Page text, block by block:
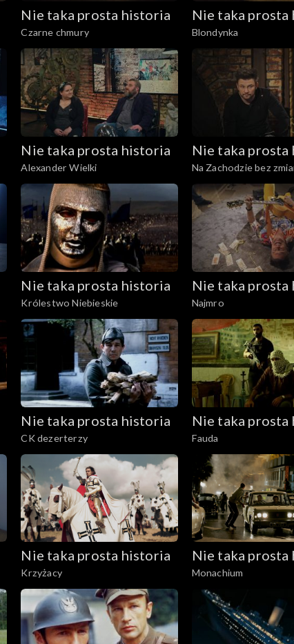
Nie taka prosta historia
Czarne chmury
Nie taka prosta
Blondynka
Nie taka prosta historia
Alexander Wielki
Nie taka prosta
Na Zachodzie bez
Nie taka prosta historia
Królestwo Niebieskie
Nie taka prosta
Najmro
Nie taka prosta historia
CK dezerterzy
Nie taka prosta
Fauda
Nie taka prosta historia
Krzyżacy
Nie taka prosta
Monachium